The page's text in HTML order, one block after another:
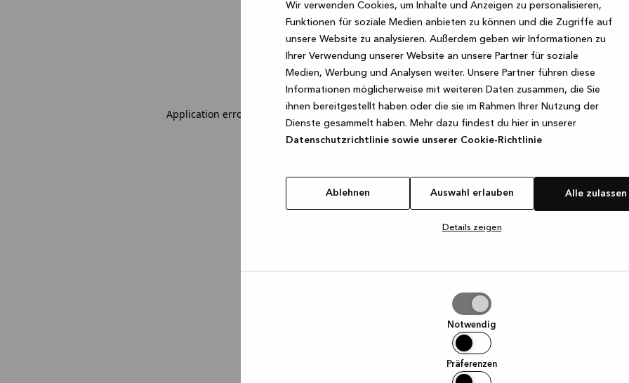
Wir verwenden Cookies, um Inhalte und Anzeigen zu personalisieren,
Funktionen für soziale Medien anbieten zu können und die Zugriffe auf
unsere Website zu analysieren. Außerdem geben wir Informationen zu
Ihrer Verwendung unserer Website an unsere Partner für soziale
Medien, Werbung und Analysen weiter. Unsere Partner führen diese
Informationen möglicherweise mit weiteren Daten zusammen, die Sie
ihnen bereitgestellt haben oder die sie im Rahmen Ihrer Nutzung der
Dienste gesammelt haben. Mehr dazu findest du hier in unserer
Datenschutzrichtlinie sowie unserer Cookie-Richtlinie
Ablehnen Auswahl erlauben Alle zulassen
Details zeigen
Notwendig
Präferenzen
Application error: a client-side exception has occurred while loadingwww.kvik.de (see the